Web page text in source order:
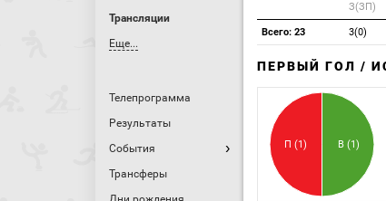
Трансляции
Еще...
Телепрограмма
Результаты
События
Трансферы
З(ЗП)
Всего: 23 3(0)
ПЕРВЫЙ ГОЛ /
В (1)
П (1)